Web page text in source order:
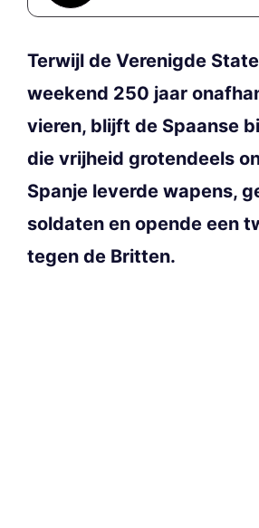
Terwijl de Verenigde
weekend 250 jaar
vieren, blijft de Spaanse
die vrijheid grotendeels
Spanje leverde wapens,
soldaten en opende een
tegen de Britten.